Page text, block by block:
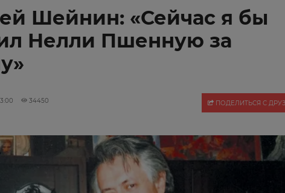
Шейнин: «Сейчас я бы
Нелли Пшенную за
34450 ПОДЕЛИТЬСЯ С